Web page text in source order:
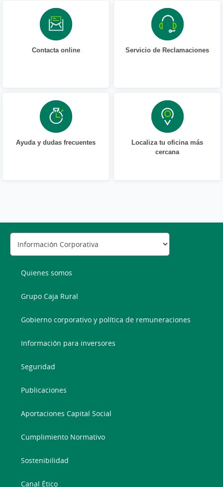
Contacta online Servicio de Reclamaciones
Ayuda y dudas frecuentes
Localiza tu oficina más
cercana
Quienes somos
Grupo Caja Rural
Gobierno corporativo y política de remuneraciones
Información para inversores
Seguridad
Publicaciones
Aportaciones Capital Social
Cumplimiento Normativo
Sostenibilidad
Canal Ético